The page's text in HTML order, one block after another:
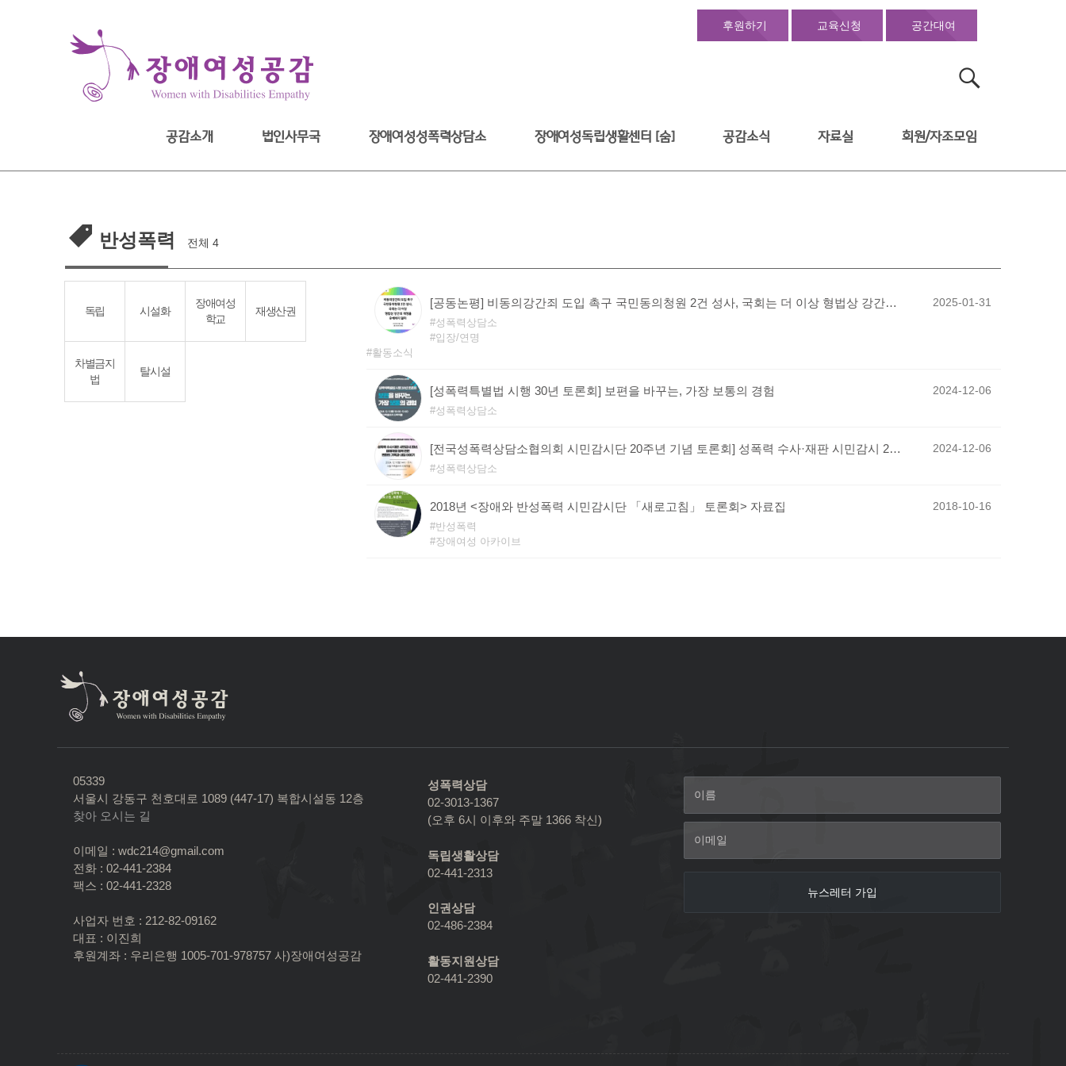
후원하기 교육신청 공간대여
공감소개 법인사무국 장애여성성폭력상담소 장애여성독립생활센터 [숨] 공감소식 자료실 회원/자조모임
반성폭력 전체 4
독립 시설화
장애여성
학교
재생산권
차별금지
법
탈시설
[공동논평] 비동의강간죄 도입 촉구 국민동의청원 2건 성사, 국회는 더 이상 형법상 강간죄 개정 유예하지 말라!
성폭력상담소
입장/연명
활동소식
2025-01-31
[성폭력특별법 시행 30년 토론회] 보편을 바꾸는, 가장 보통의 경험
성폭력상담소
2024-12-06
[전국성폭력상담소협의회 시민감시단 20주년 기념 토론회] 성폭력 수사·재판 시민감시 20주년, 피해자와 함께 만든 변화의 기록과 내일 이야기
성폭력상담소
2024-12-06
2018년 <장애와 반성폭력 시민감시단 「새로고침」 토론회> 자료집
반성폭력
장애여성 아카이브
2018-10-16
05339
서울시 강동구 천호대로 1089 (447-17) 복합시설동 12층
찾아 오시는 길
이메일 : wdc214@gmail.com
전화 : 02-441-2384
팩스 : 02-441-2328
사업자 번호 : 212-82-09162
대표 : 이진희
후원계좌 : 우리은행 1005-701-978757 사)장애여성공감
성폭력상담
02-3013-1367
(오후 6시 이후와 주말 1366 착신)
독립생활상담
02-441-2313
인권상담
02-486-2384
활동지원상담
02-441-2390